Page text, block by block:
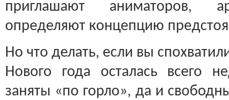
приглашают аниматоров,
определяют концепцию
Но что делать, если вы
Нового года осталась всего
заняты «по горло», да и